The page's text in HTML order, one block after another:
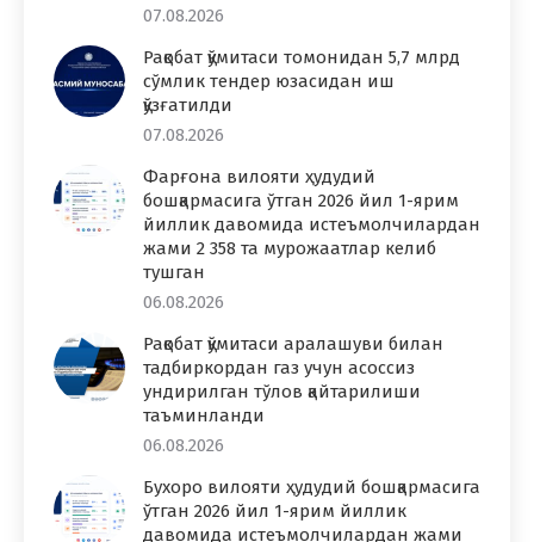
07.08.2026
Рақобат қўмитаси томонидан 5,7 млрд
сўмлик тендер юзасидан иш
қўзғатилди
07.08.2026
Фарғона вилояти ҳудудий
бошқармасига ўтган 2026 йил 1-ярим
йиллик давомида истеъмолчилардан
жами 2 358 та мурожаатлар келиб
тушган
06.08.2026
Рақобат қўмитаси аралашуви билан
тадбиркордан газ учун асоссиз
ундирилган тўлов қайтарилиши
таъминланди
06.08.2026
Бухоро вилояти ҳудудий бошқармасига
ўтган 2026 йил 1-ярим йиллик
давомида истеъмолчилардан жами